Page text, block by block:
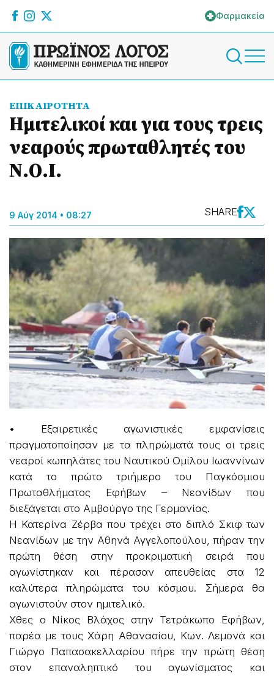
Φαρμακεία
ΕΠΙΚΑΙΡΟΤΗΤΑ
Ημιτελικοί και για τους τρεις
νεαρούς πρωταθλητές του
Ν.Ο.Ι.
9 Αύγ 2014 • 08:27 SHARE
• Εξαιρετικές αγωνιστικές εμφανίσεις
πραγματοποίησαν με τα πληρώματά τους οι τρεις
νεαροί κωπηλάτες του Ναυτικού Ομίλου Ιωαννίνων
κατά το πρώτο τριήμερο του Παγκόσμιου
Πρωταθλήματος Εφήβων – Νεανίδων που
διεξάγεται στο Αμβούργο της Γερμανίας.
Η Κατερίνα Ζέρβα που τρέχει στο διπλό Σκιφ των
Νεανίδων με την Αθηνά Αγγελοπούλου, πήραν την
πρώτη θέση στην προκριματική σειρά που
αγωνίστηκαν και πέρασαν απευθείας στα 12
καλύτερα πληρώματα του κόσμου. Σήμερα θα
αγωνιστούν στον ημιτελικό.
Χθες ο Νίκος Βλάχος στην Τετράκωπο Εφήβων,
παρέα με τους Χάρη Αθανασίου, Κων. Λεμονά και
Γιώργο Παπασακελλαρίου πήρε την πρώτη θέση
στον επαναληπτικό του αγωνίσματος και